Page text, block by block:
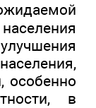
особенно
в